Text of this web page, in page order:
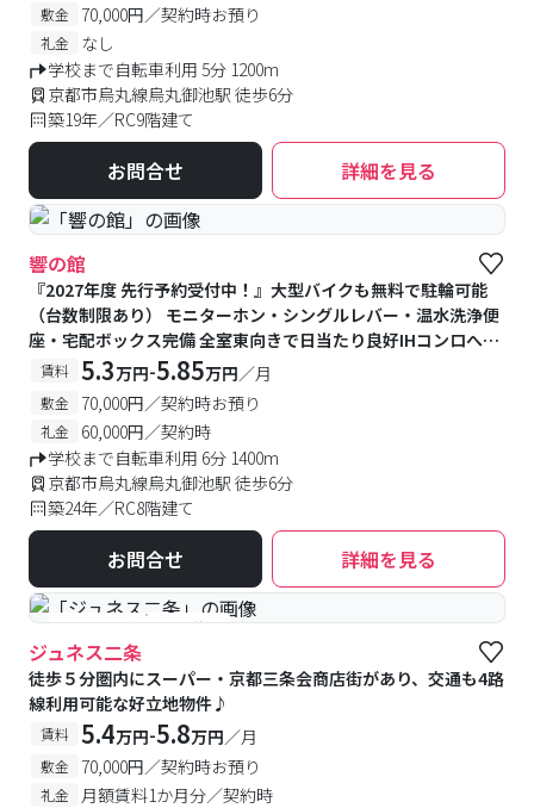
敷金 70,000円／契約時お預り
礼金
なし
学校まで自転車利用 5分 1200m
京都市烏丸線烏丸御池駅 徒歩6分
築19年／RC9階建て
お問合せ 詳細を見る
響の館
『2027年度 先行予約受付中！』⼤型バイクも無料で駐輪可能
（台数制限あり） モニターホン・シングルレバー・温⽔洗浄便
座・宅配ボックス完備 全室東向きで⽇当たり良好IHコンロへリ
ニューアル！
賃料 5.3万円-5.85万円／月
敷金 70,000円／契約時お預り
礼金
60,000円／契約時
学校まで自転車利用 6分 1400m
京都市烏丸線烏丸御池駅 徒歩6分
築24年／RC8階建て
お問合せ 詳細を見る
#予約受付中 #空室待ち
ジュネス二条
徒歩５分圏内にスーパー・京都三条会商店街があり、交通も4路
線利用可能な好立地物件♪
賃料 5.4万円-5.8万円／月
敷金 70,000円／契約時お預り
礼金
月額賃料1か月分／契約時